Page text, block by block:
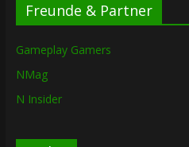
Freunde & Partner
Gameplay Gamers
NMag
N Insider